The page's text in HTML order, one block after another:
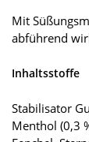
Mit
abführend
Inhaltsstoffe
Stabilisator
Menthol (0,3